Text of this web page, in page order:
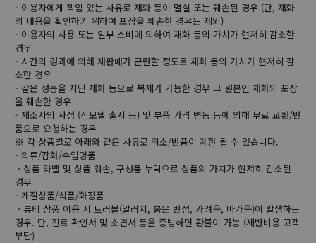
- 이용자에게 책임 있는 사유로 재화 등이 멸실 또는 훼손된 경우 (단, 재화
의 내용을 확인하기 위하여 포장을 훼손한 경우는 제외)
- 이용자의 사용 또는 일부 소비에 의하여 재화 등의 가치가 현저히 감소한
경우
- 시간의 경과에 의해 재판매가 곤란할 정도로 재화 등의 가치가 현저히 감
소한 경우
- 같은 성능을 지닌 재화 등으로 복제가 가능한 경우 그 원본인 재화의 포장
을 훼손한 경우
- 제조사의 사정 (신모델 출시 등) 및 부품 가격 변동 등에 의해 무료 교환/반
품으로 요청하는 경우
※ 각 상품별로 아래와 같은 사유로 취소/반품이 제한 될 수 있습니다.
- 의류/잡화/수입명품
ㆍ상품 라벨 및 상품 훼손, 구성품 누락으로 상품의 가치가 현저히 감소된
경우
- 계절상품/식품/화장품
ㆍ뷰티 상품 이용 시 트러블(알러지, 붉은 반점, 가려움, 따가움)이 발생하는
경우. 단, 진료 확인서 및 소견서 등을 증빙하면 환불이 가능 (제반비용 고객
부담)